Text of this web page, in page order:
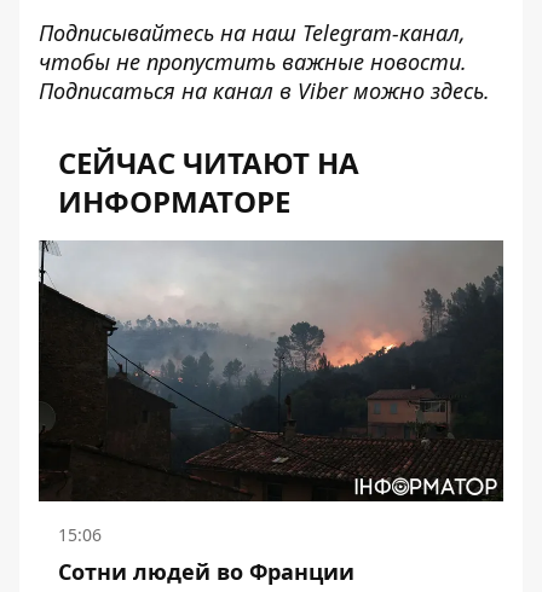
Подписывайтесь на наш Telegram-канал,
чтобы не пропустить важные новости.
Подписаться на канал в Viber можно здесь.
СЕЙЧАС ЧИТАЮТ НА
ИНФОРМАТОРЕ
15:06
Сотни людей во Франции